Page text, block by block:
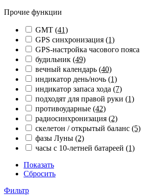
Прочие функции
GMT (41)
GPS синхронизация (1)
GPS-настройка часового пояса
будильник (49)
вечный календарь (40)
индикатор день/ночь (1)
индикатор запаса хода (7)
подходят для правой руки (1)
противоударные (42)
радиосинхронизация (2)
скелетон / открытый баланс (5)
фазы Луны (2)
часы с 10-летней батареей (1)
Показать
Сбросить
Фильтр